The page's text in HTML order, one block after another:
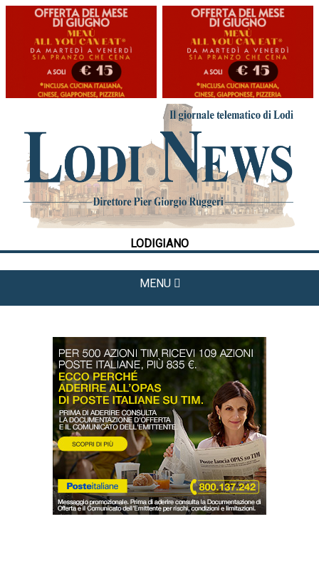
LODIGIANO
MENU
HOME
CRONACA
POLITICA
LA FOTO
METEO
CULTURA
DAL TERRITORIO
OROSCOPO
LA PIAZZA
ANIMALI
OCCHIO ALLA TRUFFA
NECROLOGI